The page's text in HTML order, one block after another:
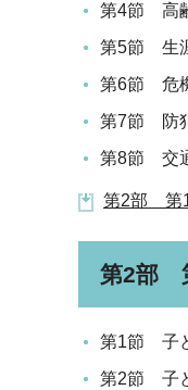
第4節 高
第5節 生
第6節 危
第7節 防
第8節 交
第2部 第1
第2部
第1節 子
第2節 子